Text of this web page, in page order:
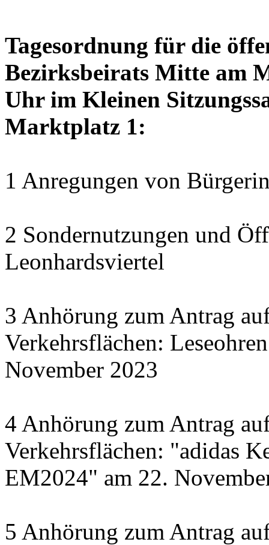
Tagesordnung für die
Bezirksbeirats Mitte am
Uhr im Kleinen
Marktplatz 1:
1 Anregungen von
2 Sondernutzungen und
Leonhardsviertel
3 Anhörung zum Antrag
Verkehrsflächen:
November 2023
4 Anhörung zum Antrag
Verkehrsflächen: "adidas
EM2024" am 22.
5 Anhörung zum Antrag